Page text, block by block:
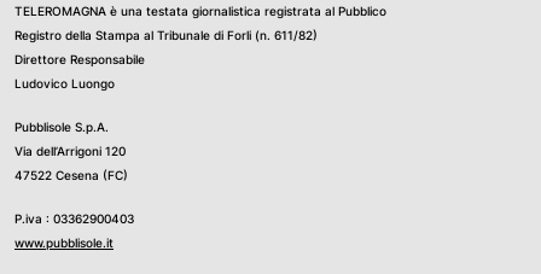
TELEROMAGNA è una testata giornalistica registrata al Pubblico
Registro della Stampa al Tribunale di Forli (n. 611/82)
Direttore Responsabile
Ludovico Luongo
Pubblisole S.p.A.
Via dell’Arrigoni 120
47522 Cesena (FC)
P.iva : 03362900403
www.pubblisole.it